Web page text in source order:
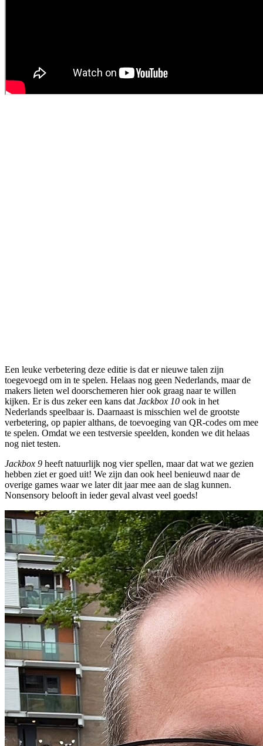
Een leuke verbetering deze editie is dat er nieuwe talen zijn
toegevoegd om in te spelen. Helaas nog geen Nederlands, maar de
makers lieten wel doorschemeren hier ook graag naar te willen
kijken. Er is dus zeker een kans dat Jackbox 10 ook in het
Nederlands speelbaar is. Daarnaast is misschien wel de grootste
verbetering, op papier althans, de toevoeging van QR-codes om mee
te spelen. Omdat we een testversie speelden, konden we dit helaas
nog niet testen.
Jackbox 9 heeft natuurlijk nog vier spellen, maar dat wat we gezien
hebben ziet er goed uit! We zijn dan ook heel benieuwd naar de
overige games waar we later dit jaar mee aan de slag kunnen.
Nonsensory belooft in ieder geval alvast veel goeds!